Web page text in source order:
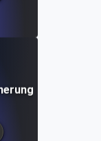
Tool